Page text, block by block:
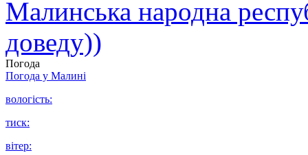
Малинська народна
доведу))
Погода
Погода у Малині
вологість:
тиск:
вітер: